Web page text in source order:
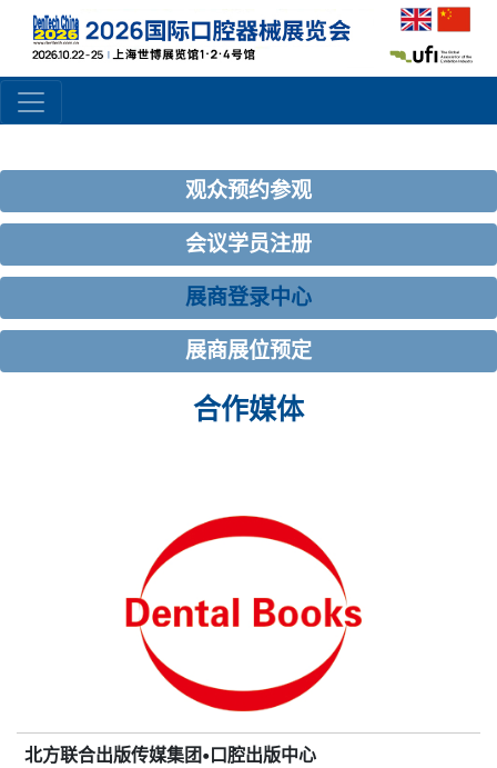
合作媒体
北方联合出版传媒集团•口腔出版中心
观众预约参观
会议学员注册
展商登录中心
展商展位预定